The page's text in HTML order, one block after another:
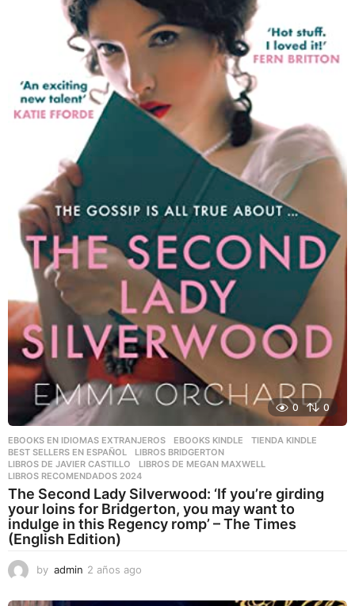
0 0
EBOOKS EN IDIOMAS EXTRANJEROS ,EBOOKS KINDLE ,TIENDA KINDLE
BEST SELLERS EN ESPAÑOL
,LIBROS BRIDGERTON
LIBROS DE JAVIER CASTILLO
,LIBROS DE MEGAN MAXWELL
LIBROS RECOMENDADOS 2024
The Second Lady Silverwood: ‘If you’re girding
your loins for Bridgerton, you may want to
indulge in this Regency romp’ – The Times
(English Edition)
by admin 2 años ago
ñ